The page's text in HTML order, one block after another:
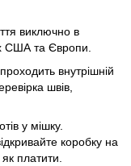
виключно в
США та Європи.
внутрішній
швів,
у мішку.
коробку на
платити.